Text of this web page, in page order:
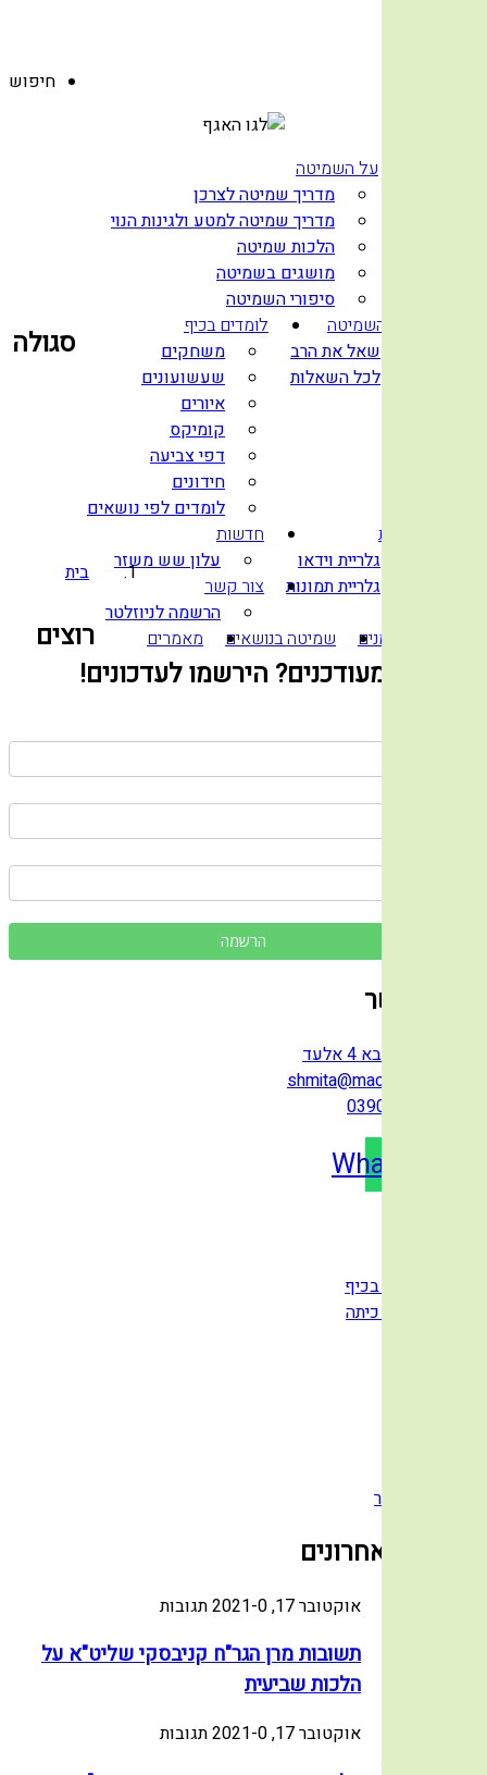
חיפוש
על השמיטה
מדריך שמיטה לצרכן
מדריך שמיטה למטע ולגינות הנוי
הלכות שמיטה
מושגים בשמיטה
סיפורי השמיטה
שו”ת השמיטה
שאל את הרב
לכל השאלות
לומדים בכיף
משחקים
שעשועונים
איורים
קומיקס
דפי צביעה
חידונים
לומדים לפי נושאים
גלריות
גלריית וידאו
גלריית תמונות
חדשות
עלון שש משזר
צור קשר
הרשמה לניוזלטר
לוח זמנים
שמיטה בנושאים מאמרים
סגולה
בית
רוצים
להישאר מעודכנים? הירשמו לעדכונים!
יצירת קשר
רבי עקיבא 4 אלעד
shmita@macon.co.il
039030580
Whatsapp
לומדים בכיף
עבודות כיתה
צור קשר
מאמרים אחרונים
אוקטובר 17, 2021 -0 תגובות
תשובות מרן הגר"ח קניבסקי שליט"א על
הלכות שביעית
אוקטובר 17, 2021 -0 תגובות